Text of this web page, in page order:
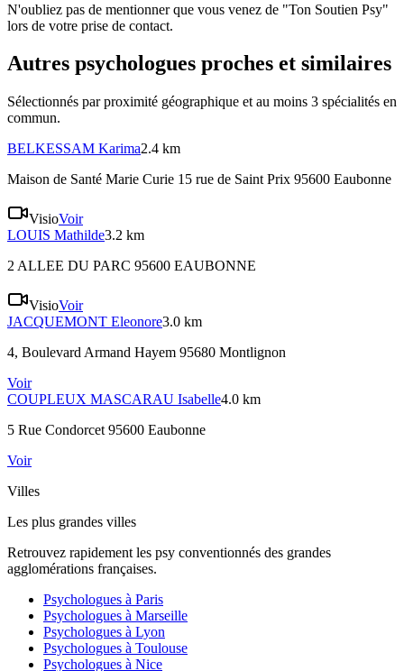
N'oubliez pas de mentionner que vous venez de "Ton Soutien Psy"
lors de votre prise de contact.
Autres psychologues proches et similaires
Sélectionnés par proximité géographique et au moins 3 spécialités en
commun.
BELKESSAM Karima2.4 km
Maison de Santé Marie Curie 15 rue de Saint Prix 95600 Eaubonne
VisioVoir
LOUIS Mathilde3.2 km
2 ALLEE DU PARC 95600 EAUBONNE
VisioVoir
JACQUEMONT Eleonore3.0 km
4, Boulevard Armand Hayem 95680 Montlignon
Voir
COUPLEUX MASCARAU Isabelle4.0 km
5 Rue Condorcet 95600 Eaubonne
Voir
Villes
Les plus grandes villes
Retrouvez rapidement les psy conventionnés des grandes
agglomérations françaises.
Psychologues à Paris
Psychologues à Marseille
Psychologues à Lyon
Psychologues à Toulouse
Psychologues à Nice